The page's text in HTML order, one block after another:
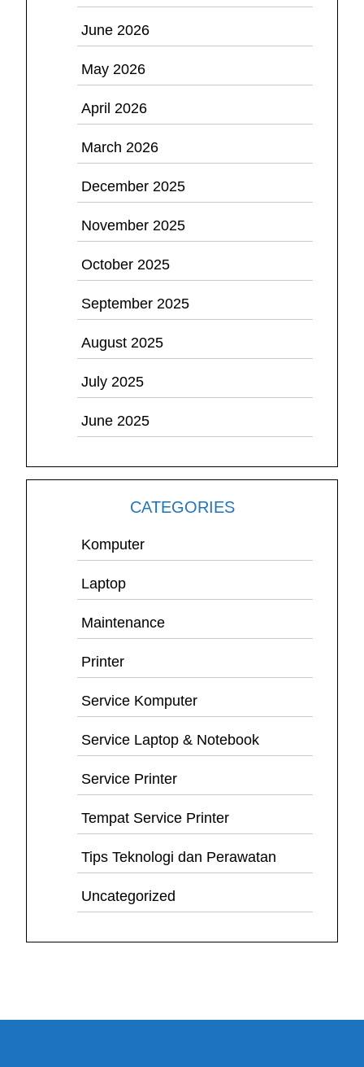
June 2026
May 2026
April 2026
March 2026
December 2025
November 2025
October 2025
September 2025
August 2025
July 2025
June 2025
CATEGORIES
Komputer
Laptop
Maintenance
Printer
Service Komputer
Service Laptop & Notebook
Service Printer
Tempat Service Printer
Tips Teknologi dan Perawatan
Uncategorized